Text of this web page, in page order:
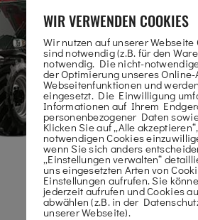
WIR VERWENDEN COOKIES
Wir nutzen auf unserer
sind notwendig (z.B. für den
notwendig. Die nicht-
der Optimierung unseres
Webseitenfunktionen und
eingesetzt. Die Einwilligung
Informationen auf Ihrem
personenbezogener Daten
Klicken Sie auf „Alle
notwendigen Cookies
wenn Sie sich anders
„Einstellungen verwalten“
uns eingesetzten Arten von
Einstellungen aufrufen. Sie
jederzeit aufrufen und Cookies
abwählen (z.B. in der
unserer Webseite).